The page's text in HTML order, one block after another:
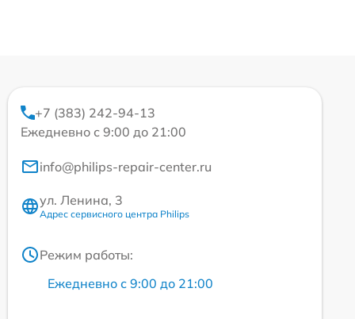
+7 (383) 242-94-13
Ежедневно с 9:00 до 21:00
info@philips-repair-center.ru
ул. Ленина, 3
Адрес сервисного центра Philips
Режим работы:
Ежедневно с 9:00 до 21:00